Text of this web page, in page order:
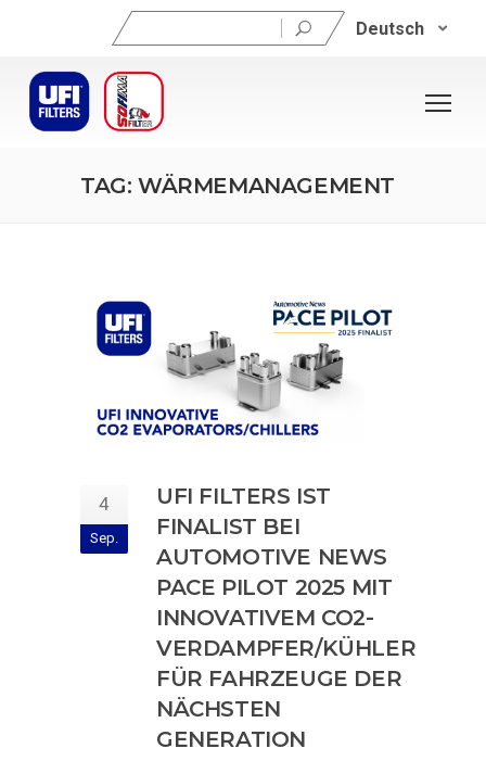
Suchen
nach:
Deutsch
TAG: WÄRMEMANAGEMENT
4
Sep.
UFI FILTERS IST
FINALIST BEI
AUTOMOTIVE NEWS
PACE PILOT 2025 MIT
INNOVATIVEM CO2-
VERDAMPFER/KÜHLER
FÜR FAHRZEUGE DER
NÄCHSTEN
GENERATION